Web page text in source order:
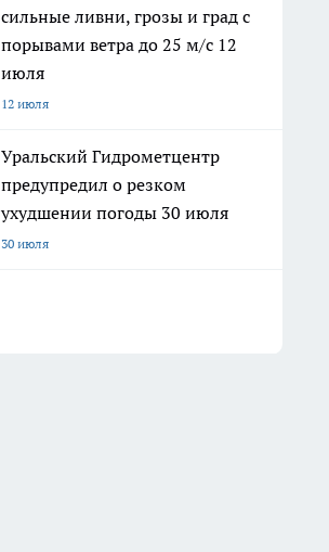
сильные ливни, грозы и град с
порывами ветра до 25 м/с 12
июля
12 июля
Уральский Гидрометцентр
предупредил о резком
ухудшении погоды 30 июля
30 июля